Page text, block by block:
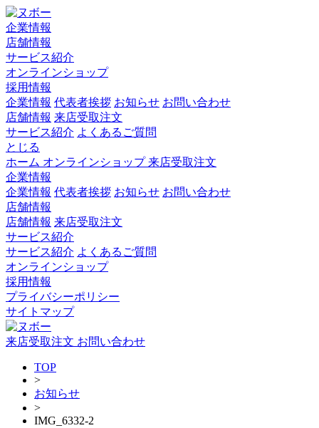
企業情報
店舗情報
サービス紹介
オンラインショップ
採用情報
企業情報 代表者挨拶 お知らせ お問い合わせ
店舗情報 来店受取注文
サービス紹介 よくあるご質問
とじる
ホーム オンラインショップ来店受取注文
企業情報
企業情報 代表者挨拶 お知らせ お問い合わせ
店舗情報
店舗情報 来店受取注文
サービス紹介
サービス紹介 よくあるご質問
オンラインショップ
採用情報
プライバシーポリシー
サイトマップ
来店受取注文 お問い合わせ
TOP
>
お知らせ
>
IMG_6332-2